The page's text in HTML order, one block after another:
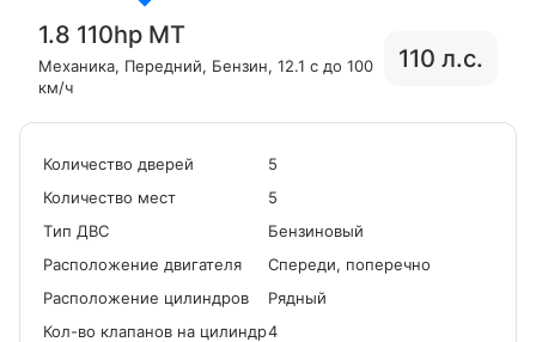
1.8 110hp MT
Механика, Передний, Бензин, 12.1 с до 100
км/ч
110 л.с.
Количество дверей
5
Количество мест
5
Tип ДВС
Бензиновый
Расположение двигателя
Спереди, поперечно
Расположение цилиндров
Рядный
Кол-во клапанов на цилиндр4